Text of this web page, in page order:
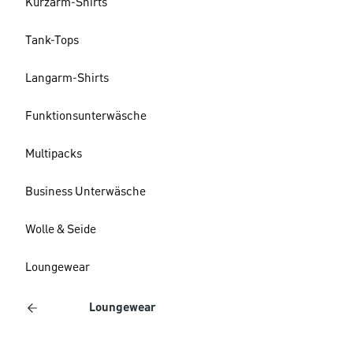
Kurzarm-Shirts
Tank-Tops
Langarm-Shirts
Funktionsunterwäsche
Multipacks
Business Unterwäsche
Wolle & Seide
Loungewear
Loungewear